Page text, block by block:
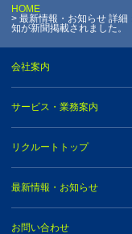
HOME
最新情報・お知らせ 詳
知が新聞掲載されました。
会社案内
サービス・業務案内
リクルートトップ
最新情報・お知らせ
お問い合わせ